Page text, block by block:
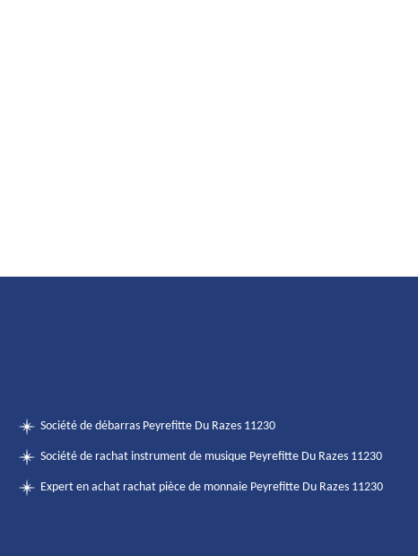
Société de débarras Peyrefitte Du Razes 11230
Société de rachat instrument de musique Peyrefitte Du Razes 11230
Expert en achat rachat pièce de monnaie Peyrefitte Du Razes 11230